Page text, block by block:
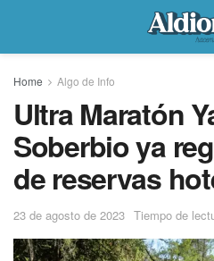
Home Algo de Info
Ultra Maratón
Soberbio ya
de reservas
23 de agosto de 2023 Tiempo de